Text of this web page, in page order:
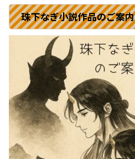
珠下なぎ小説作品のご案内